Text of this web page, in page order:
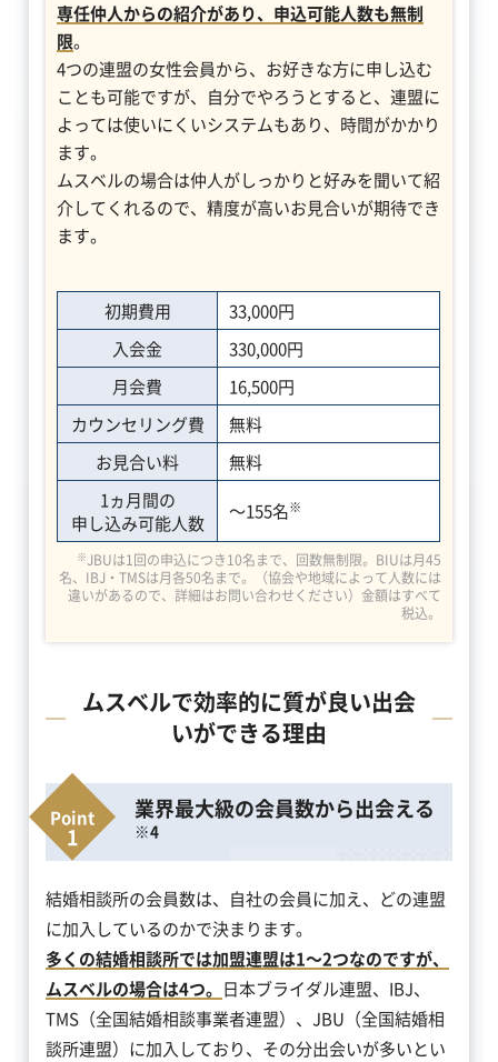
専任仲人からの紹介があり、申込可能人数も無制
限。
4つの連盟の女性会員から、お好きな方に申し込む
ことも可能ですが、自分でやろうとすると、連盟に
よっては使いにくいシステムもあり、時間がかかり
ます。
ムスベルの場合は仲人がしっかりと好みを聞いて紹
介してくれるので、精度が高いお見合いが期待でき
ます。
初期費用
33,000円
入会金
330,000円
月会費
16,500円
カウンセリング費
無料
お見合い料
無料
1ヵ月間の
申し込み可能人数
～155名※
※JBUは1回の申込につき10名まで、回数無制限。BIUは月45
名、IBJ・TMSは月各50名まで。（協会や地域によって人数には
違いがあるので、詳細はお問い合わせください）金額はすべて
税込。
ムスベルで効率的に質が良い出会
いができる理由
業界最大級の会員数から出会える
※4
結婚相談所の会員数は、自社の会員に加え、どの連盟
に加入しているのかで決まります。
多くの結婚相談所では加盟連盟は1～2つなのですが、
ムスベルの場合は4つ。 日本ブライダル連盟、IBJ、
TMS（全国結婚相談事業者連盟）、JBU（全国結婚相
談所連盟）に加入しており、その分出会いが多いとい